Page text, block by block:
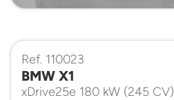
Ref. 110023
BMW X1
xDrive25e 180 kW (245 CV)